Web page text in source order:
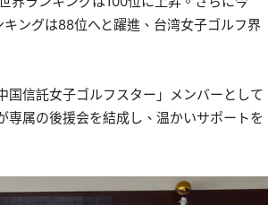
ングは88位へと躍進、台湾女子ゴルフ界
信託女子ゴルフスター」メンバーとして
属の後援会を結成し、温かいサポートを